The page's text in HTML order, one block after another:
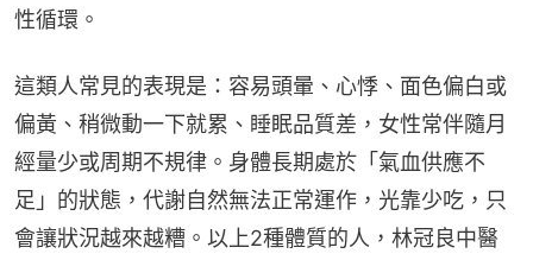
性循環。
這類人常見的表現是：容易頭暈、心悸、面色偏白或
偏黃、稍微動一下就累、睡眠品質差，女性常伴隨月
經量少或周期不規律。身體長期處於「氣血供應不
足」的狀態，代謝自然無法正常運作，光靠少吃，只
會讓狀況越來越糟。以上2種體質的人，林冠良中醫